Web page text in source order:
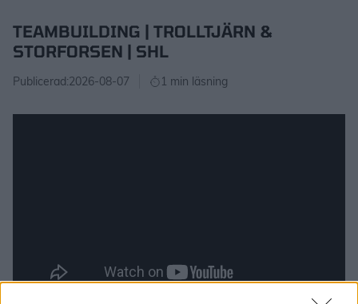
TEAMBUILDING | TROLLTJÄRN &
STORFORSEN | SHL
Publicerad:2026-08-07 1 min läsning